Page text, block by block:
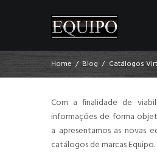
Home Blog Catálogos
Com a finalidade de
informações de forma
a apresentamos as novas
catálogos de marcas Equipo.